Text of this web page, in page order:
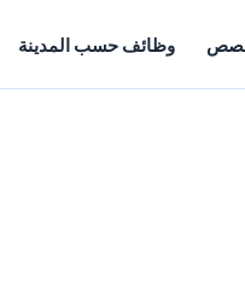
وظائف حسب المدينة